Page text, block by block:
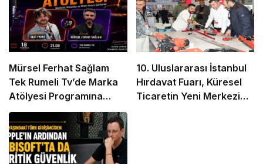
Mürsel Ferhat Sağlam
Tek Rumeli Tv’de Marka
Atölyesi Programına
Konuk Oldu
10. Uluslararası İstanbul
Hırdavat Fuarı, Küresel
Ticaretin Yeni Merkezi